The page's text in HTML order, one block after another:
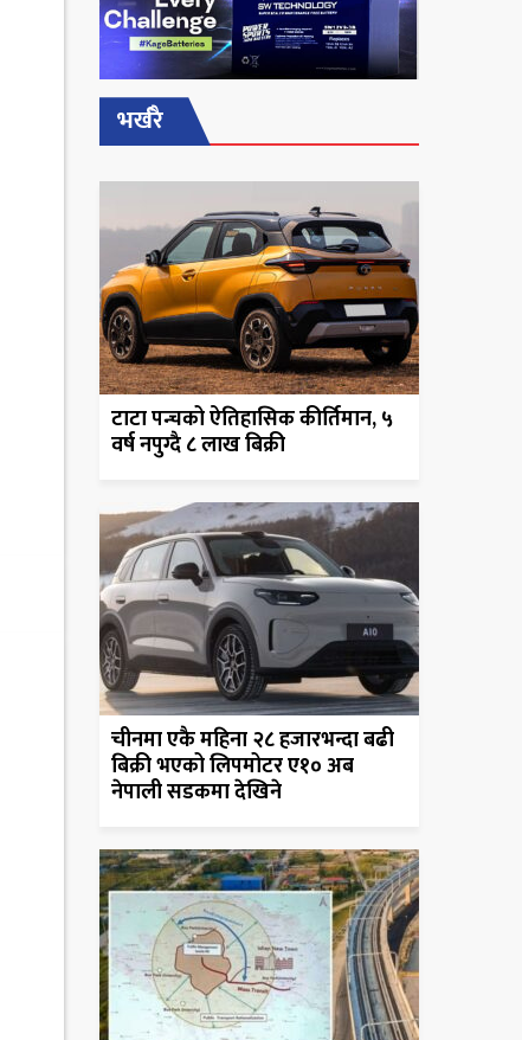
भर्खरै
टाटा पन्चको ऐतिहासिक कीर्तिमान, ५
वर्ष नपुग्दै ८ लाख बिक्री
चीनमा एकै महिना २८ हजारभन्दा बढी
बिक्री भएको लिपमोटर ए१० अब
नेपाली सडकमा देखिने